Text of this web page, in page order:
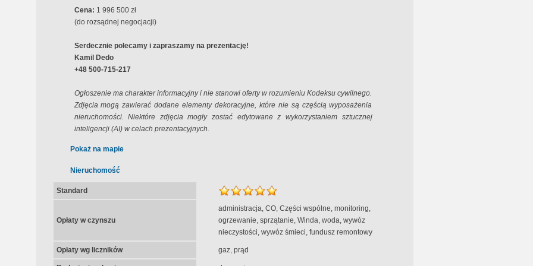
Cena: 1 996 500 zł
(do rozsądnej negocjacji)
Serdecznie polecamy i zapraszamy na prezentację!
Kamil Dedo
+48 500-715-217
Ogłoszenie ma charakter informacyjny i nie stanowi oferty w rozumieniu Kodeksu cywilnego.
Zdjęcia mogą zawierać dodane elementy dekoracyjne, które nie są częścią wyposażenia
nieruchomości. Niektóre zdjęcia mogły zostać edytowane z wykorzystaniem sztucznej
inteligencji (AI) w celach prezentacyjnych.
Pokaż na mapie
Nieruchomość
Standard
Opłaty w czynszu
administracja, CO, Części wspólne, monitoring,
ogrzewanie, sprzątanie, Winda, woda, wywóz
nieczystości, wywóz śmieci, fundusz remontowy
Opłaty wg liczników gaz, prąd